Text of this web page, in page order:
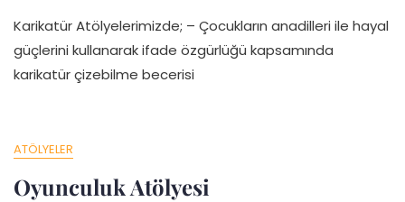
Karikatür Atölyelerimizde; – Çocukların anadilleri ile hayal
güçlerini kullanarak ifade özgürlüğü kapsamında
karikatür çizebilme becerisi
ATÖLYELER
Oyunculuk Atölyesi